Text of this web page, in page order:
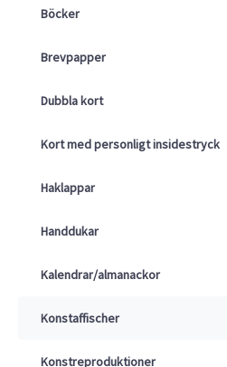
Böcker
Brevpapper
Dubbla kort
Kort med personligt insidestryck
Haklappar
Handdukar
Kalendrar/almanackor
Konstaffischer
Konstreproduktioner